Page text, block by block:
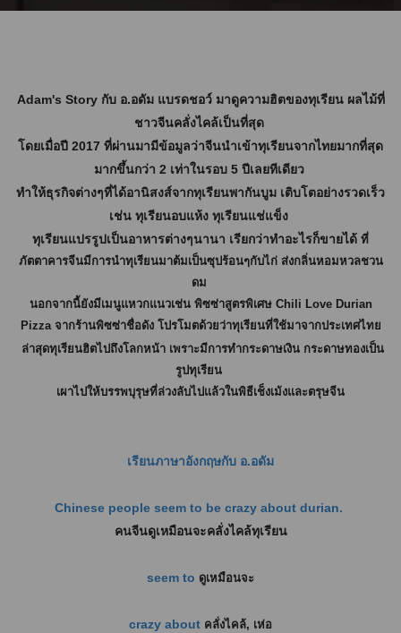
Adam's Story กับ อ.อดัม แบรดชอว์ มาดูความฮิตของทุเรียน ผลไม้ที่
ชาวจีนคลั่งไคล้เป็นที่สุด
โดยเมื่อปี 2017 ที่ผ่านมามีข้อมูลว่าจีนนำเข้าทุเรียนจากไทยมากที่สุด
มากขึ้นกว่า 2 เท่าในรอบ 5 ปีเลยทีเดียว
ทำให้ธุรกิจต่างๆที่ได้อานิสงส์จากทุเรียนพากันบูม เติบโตอย่างรวดเร็ว
เช่น ทุเรียนอบแห้ง ทุเรียนแช่แข็ง
ทุเรียนแปรรูปเป็นอาหารต่างๆนานา เรียกว่าทำอะไรก็ขายได้ ที่
ภัตตาคารจีนมีการนำทุเรียนมาต้มเป็นซุปร้อนๆกับไก่ ส่งกลิ่นหอมหวลชวน
ดม
นอกจากนี้ยังมีเมนูแหวกแนวเช่น พิซซ่าสูตรพิเศษ Chili Love Durian
Pizza จากร้านพิซซ่าชื่อดัง โปรโมตด้วยว่าทุเรียนที่ใช้มาจากประเทศไทย
ล่าสุดทุเรียนฮิตไปถึงโลกหน้า เพราะมีการทำกระดาษเงิน กระดาษทองเป็น
รูปทุเรียน
เผาไปให้บรรพบุรุษที่ล่วงลับไปแล้วในพิธีเช็งเม้งและตรุษจีน
เรียนภาษาอังกฤษกับ อ.อดัม
Chinese people seem to be crazy about durian.
คนจีนดูเหมือนจะคลั่งไคล้ทุเรียน
seem to ดูเหมือนจะ
crazy about คลั่งไคล้, เห่อ